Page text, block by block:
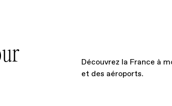
Découvrez la France à
et des aéroports.